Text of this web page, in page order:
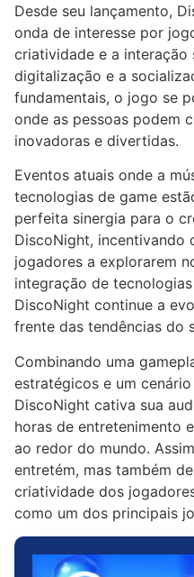
Desde seu lançamento,
onda de interesse por
criatividade e a interação
digitalização e a
fundamentais, o jogo se
onde as pessoas podem
inovadoras e divertidas.
Eventos atuais onde a
tecnologias de game
perfeita sinergia para o
DiscoNight, incentivando
jogadores a explorarem
integração de
DiscoNight continue a
frente das tendências do
Combinando uma
estratégicos e um
DiscoNight cativa sua
horas de entretenimento
ao redor do mundo.
entretém, mas também
criatividade dos
como um dos principais